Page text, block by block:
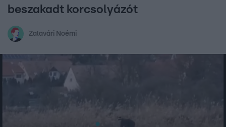
beszakadt korcsolyázót
Zalavári Noémi